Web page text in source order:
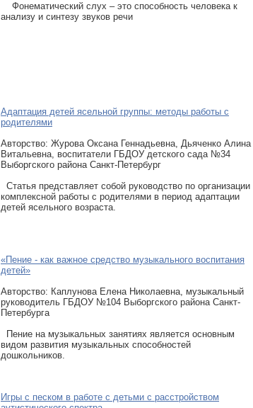
Фонематический слух – это способность человека к
анализу и синтезу звуков речи
Адаптация детей ясельной группы: методы работы с
родителями
Авторcтво: Журова Оксана Геннадьевна, Дьяченко Алина
Витальевна, воспитатели ГБДОУ детского сада №34
Выборгского района Санкт-Петербург
Статья представляет собой руководство по организации
комплексной работы с родителями в период адаптации
детей ясельного возраста.
«Пение - как важное средство музыкального воспитания
детей»
Авторcтво: Каплунова Елена Николаевна, музыкальный
руководитель ГБДОУ №104 Выборгского района Санкт-
Петербурга
Пение на музыкальных занятиях является основным
видом развития музыкальных способностей
дошкольников.
Игры с песком в работе с детьми с расстройством